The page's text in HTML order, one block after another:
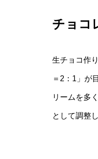
チョコ
生チョコ作
＝2：1」が
リームを多
として調整